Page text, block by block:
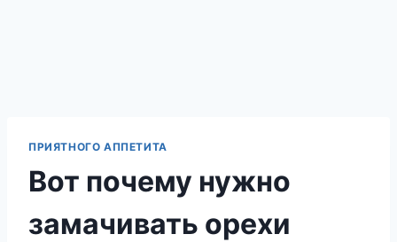
ПРИЯТНОГО АППЕТИТА
Вот почему нужно
замачивать орехи